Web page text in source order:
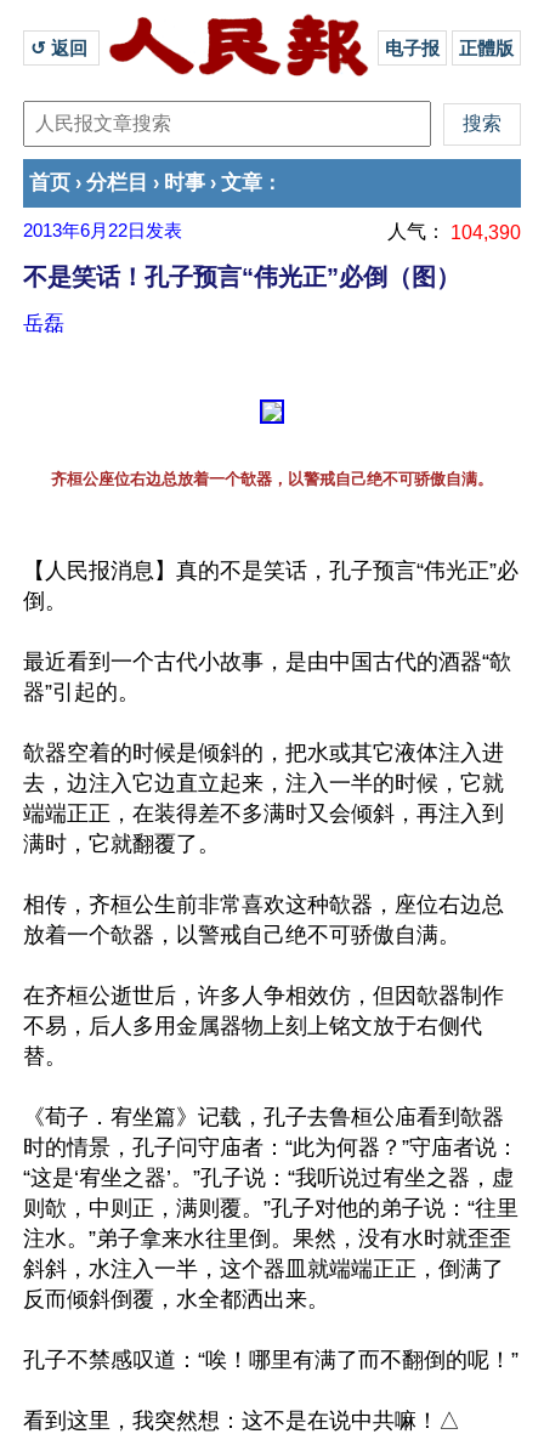
↺ 返回 电子报 正體版
首页 › 分栏目 › 时事 › 文章 ：
2013年6月22日 发表 人气： 104,390
不是笑话！孔子预言“伟光正”必倒（图）
岳磊
齐桓公座位右边总放着一个欹器，以警戒自己绝不可骄傲自满。
【人民报消息】真的不是笑话，孔子预言“伟光正”必
倒。
最近看到一个古代小故事，是由中国古代的酒器“欹
器”引起的。
欹器空着的时候是倾斜的，把水或其它液体注入进
去，边注入它边直立起来，注入一半的时候，它就
端端正正，在装得差不多满时又会倾斜，再注入到
满时，它就翻覆了。
相传，齐桓公生前非常喜欢这种欹器，座位右边总
放着一个欹器，以警戒自己绝不可骄傲自满。
在齐桓公逝世后，许多人争相效仿，但因欹器制作
不易，后人多用金属器物上刻上铭文放于右侧代
替。
《荀子．宥坐篇》记载，孔子去鲁桓公庙看到欹器
时的情景，孔子问守庙者：“此为何器？”守庙者说：
“这是‘宥坐之器’。”孔子说：“我听说过宥坐之器，虚
则欹，中则正，满则覆。”孔子对他的弟子说：“往里
注水。”弟子拿来水往里倒。果然，没有水时就歪歪
斜斜，水注入一半，这个器皿就端端正正，倒满了
反而倾斜倒覆，水全都洒出来。
孔子不禁感叹道：“唉！哪里有满了而不翻倒的呢！”
看到这里，我突然想：这不是在说中共嘛！△